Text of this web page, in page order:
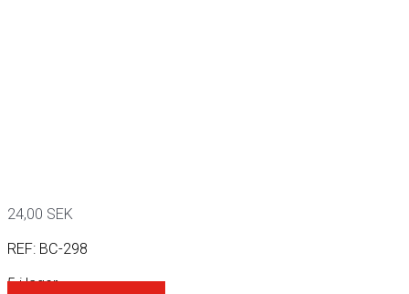
24,00 SEK
REF: BC-298
5 i lager